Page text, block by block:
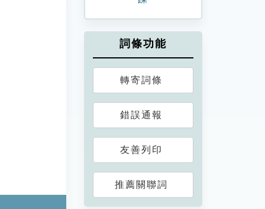
詞條功能
轉寄詞條
錯誤通報
友善列印
推薦關聯詞